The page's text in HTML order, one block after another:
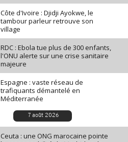
Côte d'Ivoire : Djidji Ayokwe, le
tambour parleur retrouve son
village
RDC : Ebola tue plus de 300 enfants,
l'ONU alerte sur une crise sanitaire
majeure
Espagne : vaste réseau de
trafiquants démantelé en
Méditerranée
7 août 2026
Ceuta : une ONG marocaine pointe